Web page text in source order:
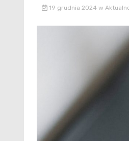
19 grudnia 2024 w